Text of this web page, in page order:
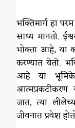
भक्तिमार्ग हा
साध्य मानतो.
भोक्ता आहे, या
करण्यात येतो.
आहे या
आत्मप्रकटीकरण
जात, त्या
जीवनात प्रवेश